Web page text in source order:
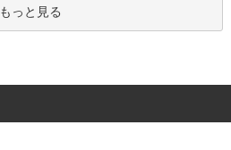
もっと見る